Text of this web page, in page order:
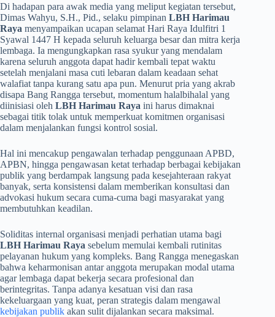
​Di hadapan para awak media yang meliput kegiatan tersebut,
Dimas Wahyu, S.H., Pid., selaku pimpinan LBH Harimau
Raya menyampaikan ucapan selamat Hari Raya Idulfitri 1
Syawal 1447 H kepada seluruh keluarga besar dan mitra kerja
lembaga. Ia mengungkapkan rasa syukur yang mendalam
karena seluruh anggota dapat hadir kembali tepat waktu
setelah menjalani masa cuti lebaran dalam keadaan sehat
walafiat tanpa kurang satu apa pun. Menurut pria yang akrab
disapa Bang Rangga tersebut, momentum halalbihalal yang
diinisiasi oleh LBH Harimau Raya ini harus dimaknai
sebagai titik tolak untuk memperkuat komitmen organisasi
dalam menjalankan fungsi kontrol sosial.
Hal ini mencakup pengawalan terhadap penggunaan APBD,
APBN, hingga pengawasan ketat terhadap berbagai kebijakan
publik yang berdampak langsung pada kesejahteraan rakyat
banyak, serta konsistensi dalam memberikan konsultasi dan
advokasi hukum secara cuma-cuma bagi masyarakat yang
membutuhkan keadilan.
​Soliditas internal organisasi menjadi perhatian utama bagi
LBH Harimau Raya sebelum memulai kembali rutinitas
pelayanan hukum yang kompleks. Bang Rangga menegaskan
bahwa keharmonisan antar anggota merupakan modal utama
agar lembaga dapat bekerja secara profesional dan
berintegritas. Tanpa adanya kesatuan visi dan rasa
kekeluargaan yang kuat, peran strategis dalam mengawal
kebijakan publik akan sulit dijalankan secara maksimal.